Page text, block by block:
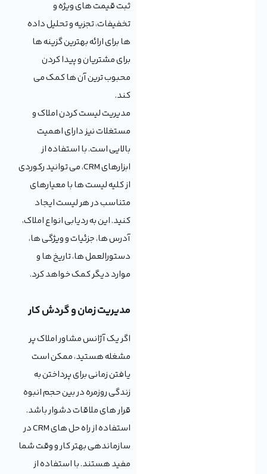
ثبت قیمت های ویژه و
تخفیفات، تجزیه و تحلیل داده
ها برای ارائه بهترین گزینه ها
برای مشتریان و پیدا کردن
محبوب ترین آن ها کمک می
کند.
مدیریت لیست کردن املاک و
مستغلات نیز دارای اهمیت
بالایی است. با استفاده از
ابزارهای CRM، می توانید رکوردی
از کلیه لیست ها با معیارهای
متناسب در هر لیست ایجاد
کنید. این به ردیابی انواع املاک،
آدرس ها، جزئیات و ویژگی ها،
دستورالعمل ها، تاریخ ها و
موارد دیگر کمک خواهد کرد.
مدیریت زمان و گردش کار
اگر یک آژانس مشاور املاک پر
مشغله هستید، ممکن است
یافتن زمانی برای پرداختن به
زندگی روزمره در بین حجم انبوه
قرار های ملاقات دشوار باشد.
استفاده از راه حل های CRM در
سازماندهی بهتر کار و وقت شما
مفید هستند. با استفاده از